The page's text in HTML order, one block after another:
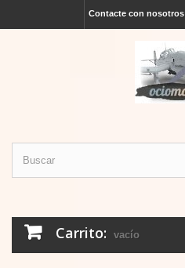
Contacte con nosotros
Carrito: vacío